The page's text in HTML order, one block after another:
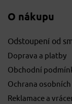
O nákupu
Odstoupení od
Doprava a platby
Obchodní
Ochrana
Reklamace a